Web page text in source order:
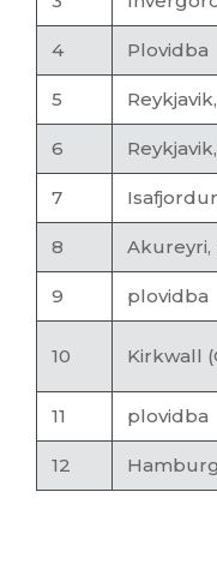
4 Plovidba
5
6
7
8 Akureyri,
9 plovidba
10 Kirkwall
11 plovidba
12